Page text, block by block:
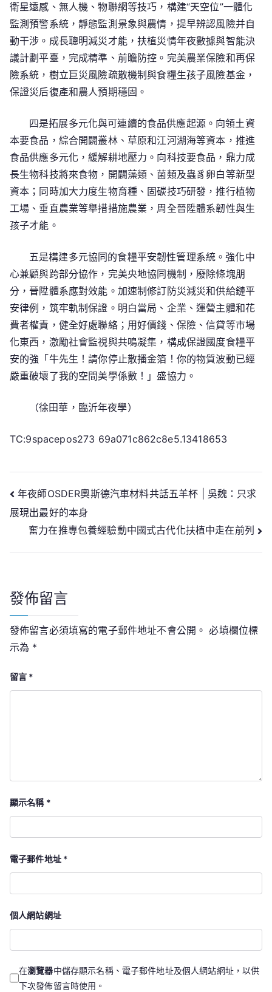
衛星遠感、無人機、物聯網等技巧，構建“天空位”一體化
監測預警系統，靜態監測景象與農情，提早辨認風險并自
動干涉。成長聰明減災才能，扶植災情年夜數據與智能決
議計劃平臺，完成精準、前瞻防控。完美農業保險和再保
險系統，樹立巨災風險疏散機制與食糧生孩子風險基金，
保證災后復產和農人預期穩固。
四是拓展多元化與可連續的食品供應起源。向領土資
本要食品，綜合開闢叢林、草原和江河湖海等資本，推進
食品供應多元化，緩解耕地壓力。向科技要食品，鼎力成
長生物科技將來食物，開闢藻類、菌類及蟲豸卵白等新型
資本；同時加大力度生物育種、固碳技巧研發，推行植物
工場、垂直農業等舉措措施農業，周全晉陞體系韌性與生
孩子才能。
五是構建多元協同的食糧平安韌性管理系統。強化中
心兼顧與跨部分協作，完美央地協同機制，廢除條塊朋
分，晉陞體系應對效能。加速制修訂防災減災和供給鏈平
安律例，筑牢軌制保證。明白當局、企業、運營主體和花
費者權責，健全好處聯絡；用好價錢、保險、信貸等市場
化東西，激勵社會監視與共鳴凝集，構成保證國度食糧平
安的強「牛先生！請你停止散播金箔！你的物質波動已經
嚴重破壞了我的空間美學係數！」盛協力。
（徐田華， 臨沂年夜學）
TC:9spacepos273 69a071c862c8e5.13418653
文
章
導
年夜師OSDER奧斯德汽車材料共話五羊杯 | 吳魏：只求
展現出最好的本身
奮力在推專包養經驗動中國式古代化扶植中走在前列
發佈留言
發佈留言必須填寫的電子郵件地址不會公開。 必填欄位標
示為 *
留言 *
顯示名稱 *
電子郵件地址 *
個人網站網址
在瀏覽器中儲存顯示名稱、電子郵件地址及個人網站網址，以供
下次發佈留言時使用。